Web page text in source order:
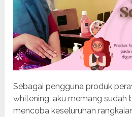
Sebagai pengguna produk
whitening, aku memang sudah
mencoba keseluruhan